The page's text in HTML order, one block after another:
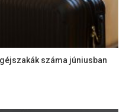
száma júniusban